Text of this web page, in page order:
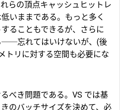
らの頂点キャッシュヒットレ
いままである。もっと多く
ることもできるが、さらに
──忘れてはいけないが、(後
トリに対する空間も必要にな
べき問題である。VS では基
のバッチサイズを決めて、必